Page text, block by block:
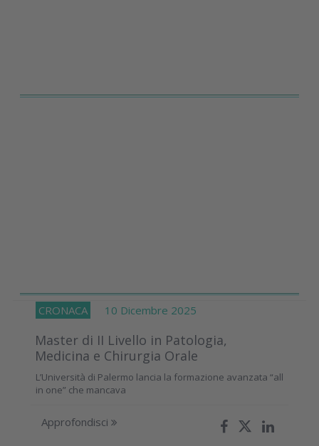
CRONACA 10 Dicembre 2025
Master di II Livello in Patologia,
Medicina e Chirurgia Orale
L’Università di Palermo lancia la formazione avanzata “all
in one” che mancava
Approfondisci